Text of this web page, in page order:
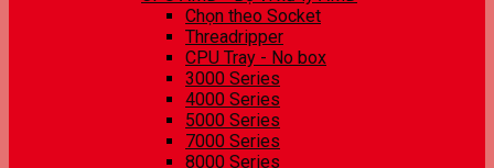
Chọn theo Socket
Threadripper
CPU Tray - No box
3000 Series
4000 Series
5000 Series
7000 Series
8000 Series